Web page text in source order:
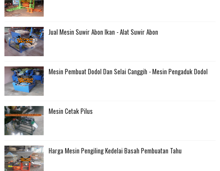
Jual Mesin Suwir Abon Ikan - Alat Suwir Abon
Mesin Pembuat Dodol Dan Selai Canggih - Mesin Pengaduk Dodol
Mesin Cetak Pilus
Harga Mesin Pengiling Kedelai Basah Pembuatan Tahu